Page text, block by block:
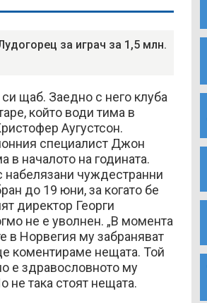
за играч за 1,5 млн.
щаб. Заедно с него клуба
който води тима в
Аугустсон.
специалист Джон
началото на годината.
набелязани чуждестранни
до 19 юни, за когато бе
директор Георги
не е уволнен. „В момента
в Норвегия му забраняват
коментираме нещата. Той
е здравословното му
не така стоят нещата.